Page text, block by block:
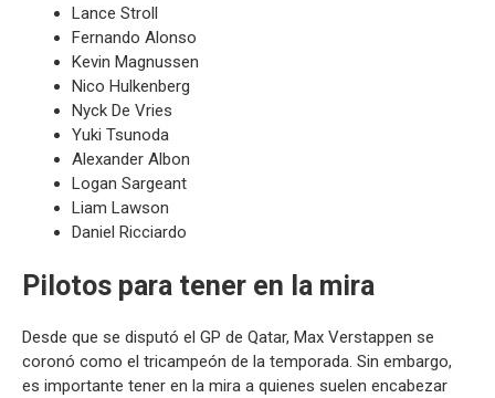
Lance Stroll
Fernando Alonso
Kevin Magnussen
Nico Hulkenberg
Nyck De Vries
Yuki Tsunoda
Alexander Albon
Logan Sargeant
Liam Lawson
Daniel Ricciardo
Pilotos para tener en la mira
Desde que se disputó el GP de Qatar, Max Verstappen se
coronó como el tricampeón de la temporada. Sin embargo,
es importante tener en la mira a quienes suelen encabezar